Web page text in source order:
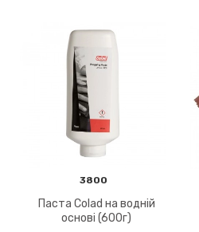
3800
Паста Colad на водній
основі (600г)